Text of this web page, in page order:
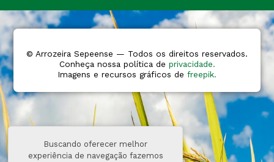
Buscando oferecer melhor
experiência de navegação fazemos
© Arrozeira Sepeense — Todos os direitos reservados.
Conheça nossa política de privacidade.
Imagens e recursos gráficos de freepik.